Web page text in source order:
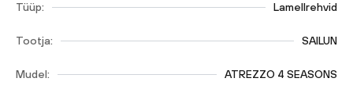
Tüüp: Lamellrehvid
Tootja: SAILUN
Mudel: ATREZZO 4 SEASONS